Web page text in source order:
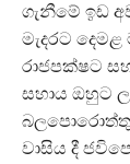
ගැනීමේ ඉඩ
මැදරට
රාජපක්ෂට
සහාය ඔහුට
බලපොරොත්තු
වාසිය දී